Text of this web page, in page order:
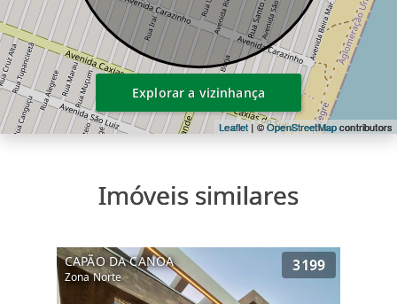
Leaflet| ©OpenStreetMapcontributors
Explorar a vizinhança
Imóveis similares
CAPÃO DA CANOA
Zona Norte
3199